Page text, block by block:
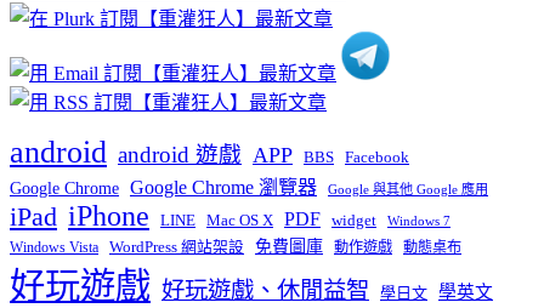
類
android android 遊戲 APP BBS Facebook
Google Chrome Google Chrome 瀏覽器 Google 與其他 Google 應用
iPad iPhone LINE Mac OS X PDF widget Windows 7
Windows Vista WordPress 網站架設 免費圖庫 動作遊戲 動態桌布
好玩遊戲 好玩遊戲、休閒益智 學日文 學英文